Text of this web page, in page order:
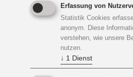
Erfassung von
Statistik Cookies
anonym. Diese
verstehen, wie unsere
nutzen.
↓ 1 Dienst